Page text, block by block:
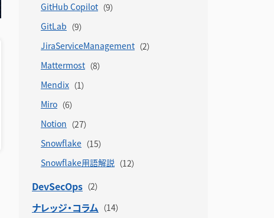
GitHub Copilot
GitLab
JiraServiceManagement
Mattermost
Mendix
Miro
Notion
Snowflake
Snowflake用語解説
DevSecOps
ナレッジ・コラム